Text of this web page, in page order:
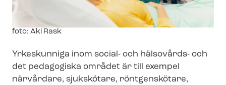
Image
foto: Aki Rask
Yrkeskunniga inom social- och hälsovårds- och
det pedagogiska området är till exempel
närvårdare, sjukskötare, röntgenskötare,